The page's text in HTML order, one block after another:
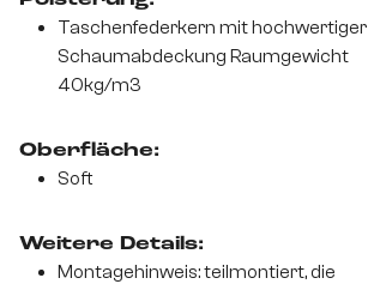
Taschenfederkern mit hochwertiger
Schaumabdeckung Raumgewicht
40kg/m3
Oberfläche:
Soft
Weitere Details:
Montagehinweis: teilmontiert, die